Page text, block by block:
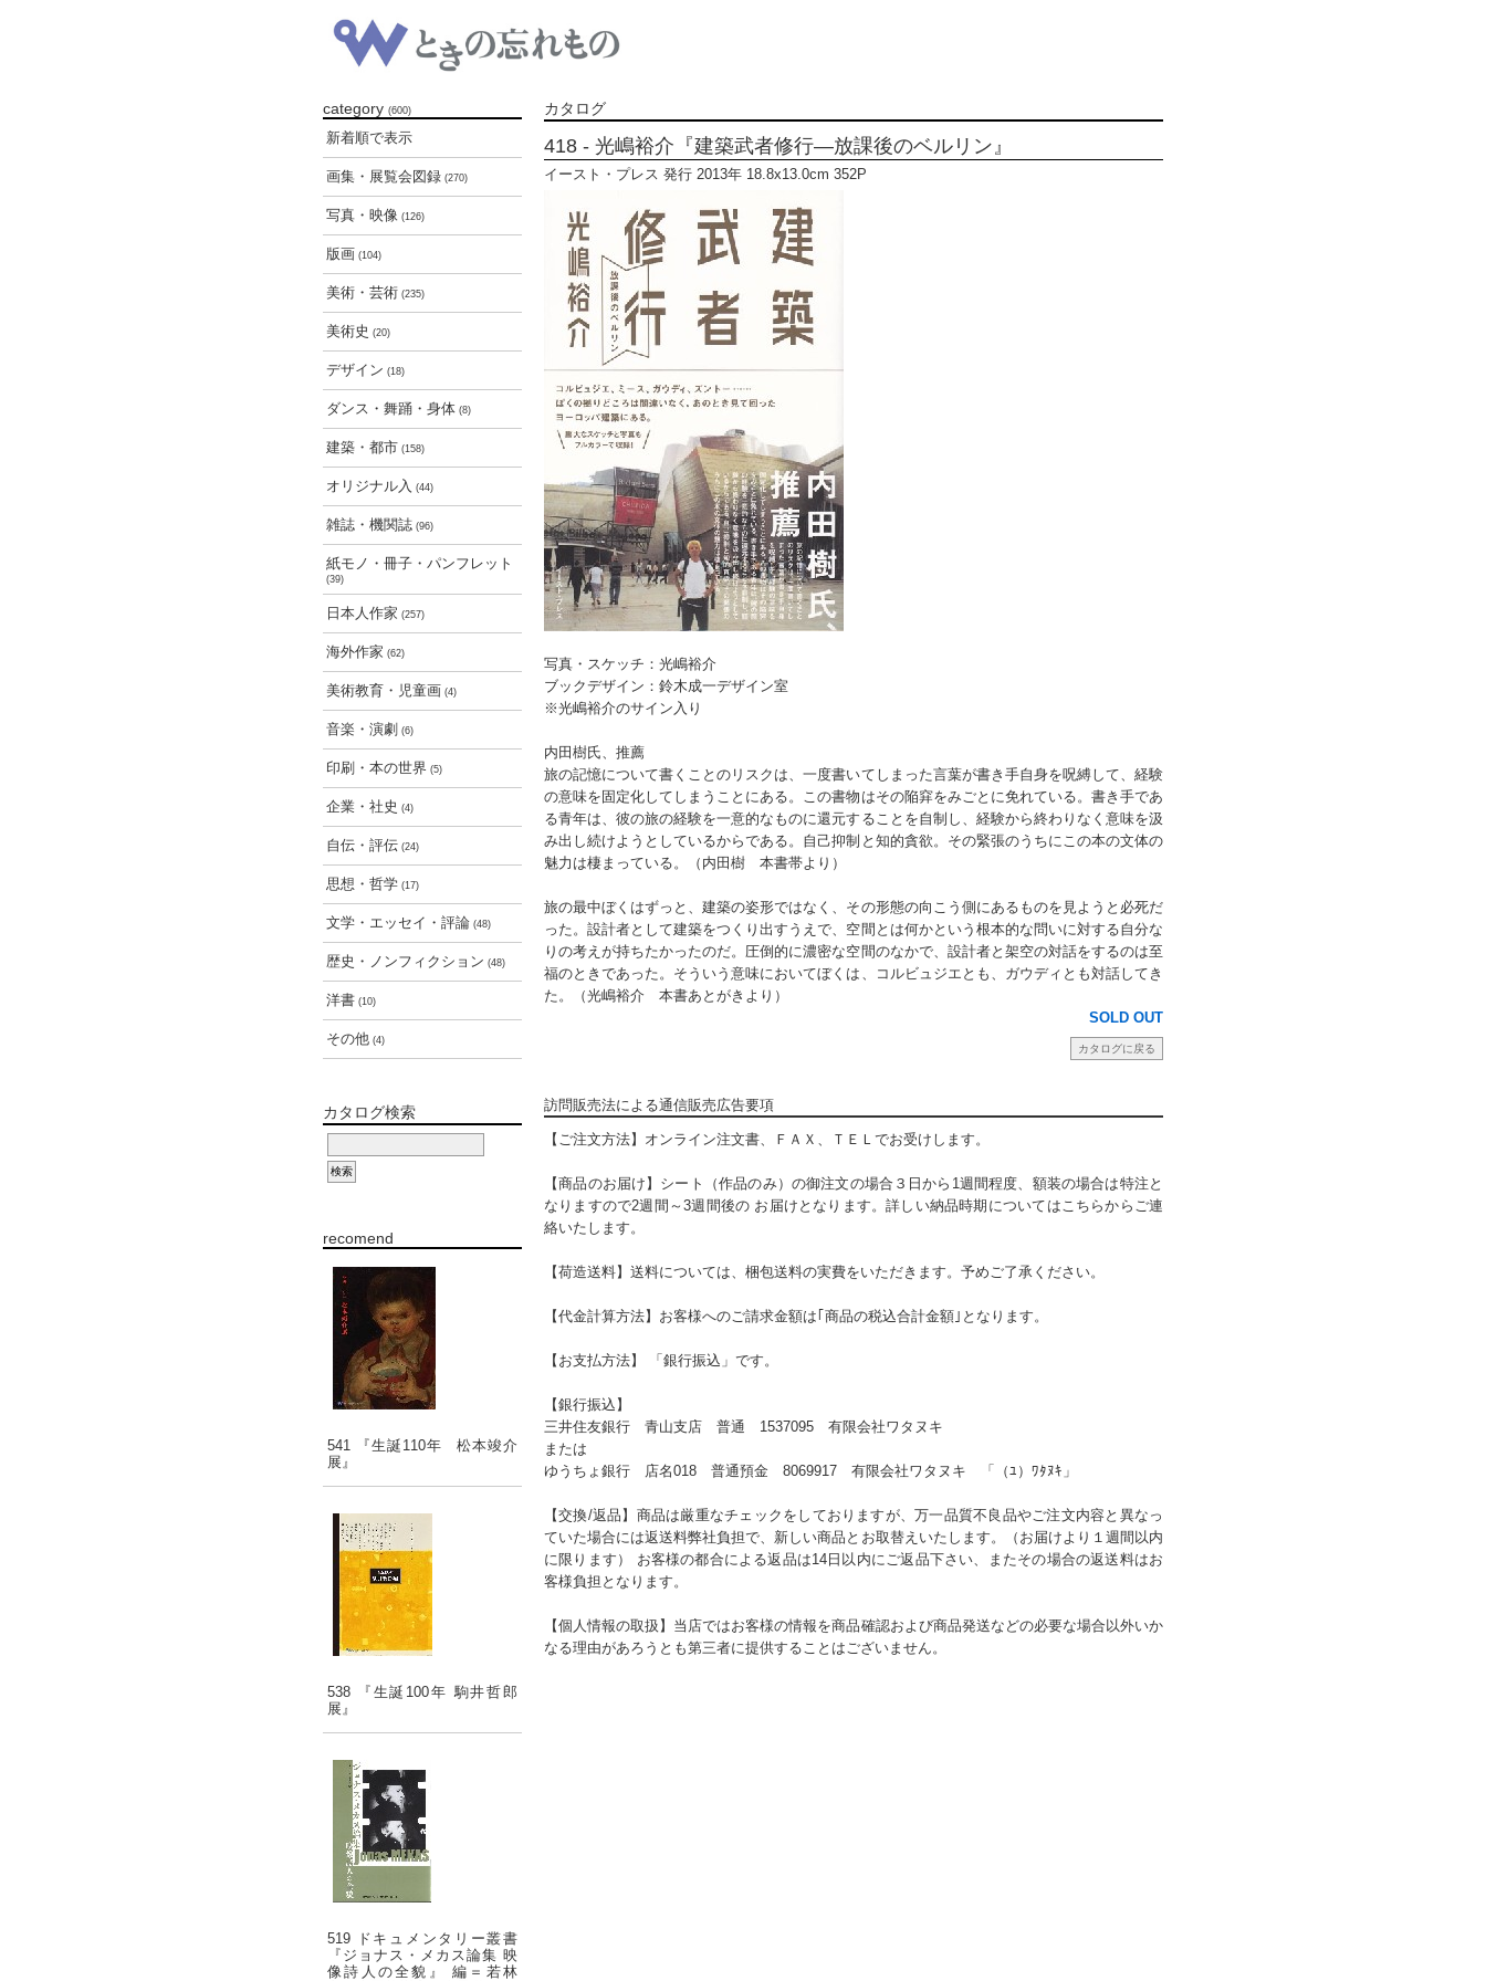
category (600)
新着順で表示
画集・展覧会図録 (270)
写真・映像 (126)
版画 (104)
美術・芸術 (235)
美術史 (20)
デザイン (18)
ダンス・舞踊・身体 (8)
建築・都市 (158)
オリジナル入 (44)
雑誌・機関誌 (96)
紙モノ・冊子・パンフレット
(39)
日本人作家 (257)
海外作家 (62)
美術教育・児童画 (4)
音楽・演劇 (6)
印刷・本の世界 (5)
企業・社史 (4)
自伝・評伝 (24)
思想・哲学 (17)
文学・エッセイ・評論 (48)
歴史・ノンフィクション (48)
洋書 (10)
その他 (4)
カタログ検索
recomend
541 『生誕110年 松本竣介
展』
538 『生誕100年 駒井哲郎
展』
519 ドキュメンタリー叢書
『ジョナス・メカス論集 映
像詩人の全貌』 編＝若林
カタログ
418 - 光嶋裕介『建築武者修行―放課後のベルリン』
イースト・プレス 発行 2013年 18.8x13.0cm 352P
写真・スケッチ：光嶋裕介
ブックデザイン：鈴木成一デザイン室
※光嶋裕介のサイン入り
内田樹氏、推薦
旅の記憶について書くことのリスクは、一度書いてしまった言葉が書き手自身を呪縛して、経験
の意味を固定化してしまうことにある。この書物はその陥穽をみごとに免れている。書き手であ
る青年は、彼の旅の経験を一意的なものに還元することを自制し、経験から終わりなく意味を汲
み出し続けようとしているからである。自己抑制と知的貪欲。その緊張のうちにこの本の文体の
魅力は棲まっている。（内田樹 本書帯より）
旅の最中ぼくはずっと、建築の姿形ではなく、その形態の向こう側にあるものを見ようと必死だ
った。設計者として建築をつくり出すうえで、空間とは何かという根本的な問いに対する自分な
りの考えが持ちたかったのだ。圧倒的に濃密な空間のなかで、設計者と架空の対話をするのは至
福のときであった。そういう意味においてぼくは、コルビュジエとも、ガウディとも対話してき
た。（光嶋裕介 本書あとがきより）
SOLD OUT
カタログに戻る
訪問販売法による通信販売広告要項
【ご注文方法】オンライン注文書、ＦＡＸ、ＴＥＬでお受けします。
【商品のお届け】シート（作品のみ）の御注文の場合３日から1週間程度、額装の場合は特注と
なりますので2週間～3週間後の お届けとなります。詳しい納品時期についてはこちらからご連
絡いたします。
【荷造送料】送料については、梱包送料の実費をいただきます。予めご了承ください。
【代金計算方法】お客様へのご請求金額は｢商品の税込合計金額｣となります。
【お支払方法】 「銀行振込」です。
【銀行振込】
三井住友銀行 青山支店 普通 1537095 有限会社ワタヌキ
または
ゆうちょ銀行 店名018 普通預金 8069917 有限会社ワタヌキ 「（ﾕ）ﾜﾀﾇｷ」
【交換/返品】商品は厳重なチェックをしておりますが、万一品質不良品やご注文内容と異なっ
ていた場合には返送料弊社負担で、新しい商品とお取替えいたします。（お届けより１週間以内
に限ります） お客様の都合による返品は14日以内にご返品下さい、またその場合の返送料はお
客様負担となります。
【個人情報の取扱】当店ではお客様の情報を商品確認および商品発送などの必要な場合以外いか
なる理由があろうとも第三者に提供することはございません。